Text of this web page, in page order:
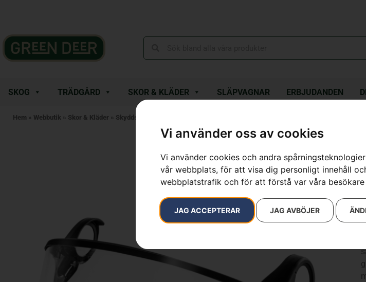
Vi använder oss av cookies
Vi använder cookies och andra
vår webbplats, för att visa dig personligt innehåll
webbplatstrafik och för att förstå var våra besökare
JAG ACCEPTERAR JAG AVBÖJER
SKOG TRÄDGÅRD SKOR & KLÄDER SLÄPVAGNAR ERBJUDANDEN
Hem » Webbutik » Skor & Kläder » Skyddsglasögon & Visir